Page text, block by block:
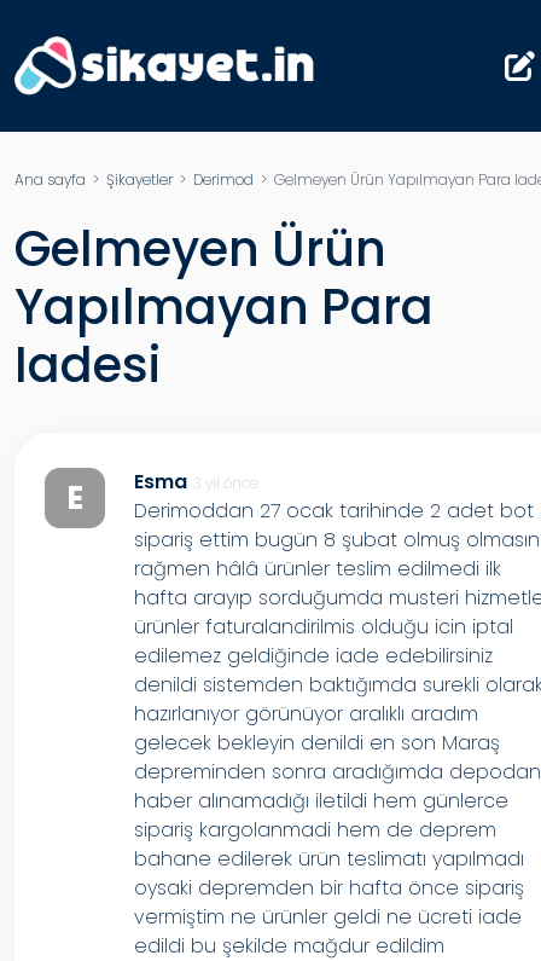
Ana sayfa > Şikayetler> Derimod > Gelmeyen Ürün Yapılmayan Para
Gelmeyen Ürün
Yapılmayan Para
Iadesi
E Esma 3 yıl önce
Derimoddan 27 ocak tarihinde 2 adet bot
sipariş ettim bugün 8 şubat olmuş
rağmen hâlâ ürünler teslim edilmedi ilk
hafta arayıp sorduğumda musteri
ürünler faturalandirilmis olduğu icin iptal
edilemez geldiğinde iade edebilirsiniz
denildi sistemden baktığımda surekli
hazırlanıyor görünüyor aralıklı aradım
gelecek bekleyin denildi en son Maraş
depreminden sonra aradığımda depodan
haber alınamadığı iletildi hem günlerce
sipariş kargolanmadi hem de deprem
bahane edilerek ürün teslimatı yapılmadı
oysaki depremden bir hafta önce sipariş
vermiştim ne ürünler geldi ne ücreti iade
edildi bu şekilde mağdur edildim